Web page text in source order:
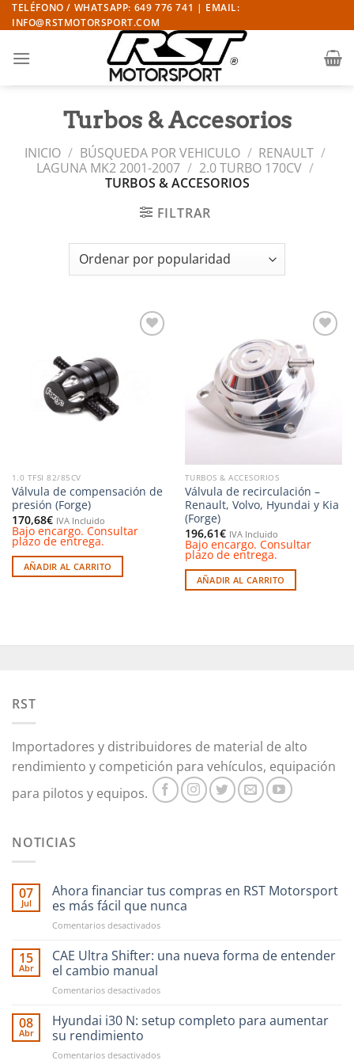
Saltar
al
TELÉFONO / WHATSAPP: 649 776 741 | EMAIL:
INFO@RSTMOTORSPORT.COM
Turbos & Accesorios
INICIO / BÚSQUEDA POR VEHICULO / RENAULT /
LAGUNA MK2 2001-2007 / 2.0 TURBO 170CV /
TURBOS & ACCESORIOS
FILTRAR
1.0 TFSI 82/85CV
Válvula de compensación de
presión (Forge)
170,68€ IVA Incluido
Bajo encargo. Consultar
plazo de entrega.
AÑADIR AL CARRITO
Añadir
a la
lista de
deseos
TURBOS & ACCESORIOS
Válvula de recirculación –
Renault, Volvo, Hyundai y Kia
(Forge)
196,61€ IVA Incluido
Bajo encargo. Consultar
plazo de entrega.
AÑADIR AL CARRITO
RST
Importadores y distribuidores de material de alto
rendimiento y competición para vehículos, equipación
para pilotos y equipos.
NOTICIAS
07
Jul
Ahora financiar tus compras en RST Motorsport
es más fácil que nunca
Comentarios desactivadosen
financiar
en
Motorsport
fácil
15
Abr
CAE Ultra Shifter: una nueva forma de entender
el cambio manual
Comentarios desactivadosen
Ultra
Shifter:
nueva
08
Abr
Hyundai i30 N: setup completo para aumentar
su rendimiento
Comentarios desactivadosen